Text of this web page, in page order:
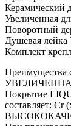
Керамический
Увеличенная
Поворотный
Душевая лейка
Комплект
Преимущества
Покрытие
составляет: